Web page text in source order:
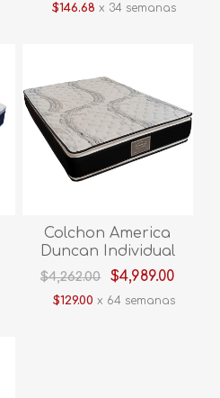
$146.68 x 34 semanas
Colchon America
Duncan Individual
$4,262.00 $4,989.00
$129.00 x 64 semanas